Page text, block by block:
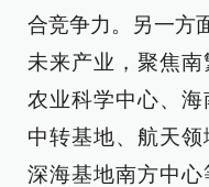
合竞争力。另一方
未来产业，聚焦
农业科学中心、
中转基地、航天
深海基地南方中